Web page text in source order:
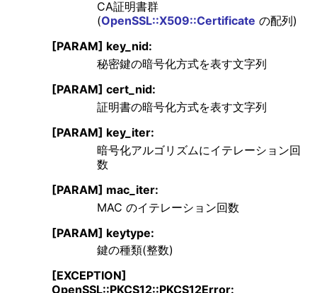
CA証明書群
(OpenSSL::X509::Certificate の配列)
[PARAM] key_nid:
秘密鍵の暗号化方式を表す文字列
[PARAM] cert_nid:
証明書の暗号化方式を表す文字列
[PARAM] key_iter:
暗号化アルゴリズムにイテレーション回
数
[PARAM] mac_iter:
MAC のイテレーション回数
[PARAM] keytype:
鍵の種類(整数)
[EXCEPTION]
OpenSSL::PKCS12::PKCS12Error: